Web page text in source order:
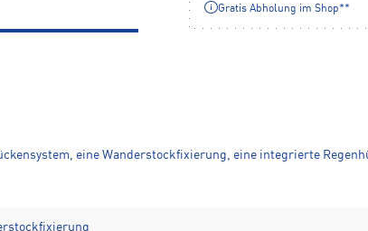
Gratis Abholung im Shop**
eine Wanderstockfixierung, eine integrierte